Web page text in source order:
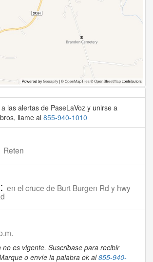
las alertas de PaseLaVoz y unirse a
llame al 855-940-1010
Reten
en el cruce de Burt Burgen Rd y hwy
no es vigente. Suscribase para recibir
o envíe la palabra ok al855-940-